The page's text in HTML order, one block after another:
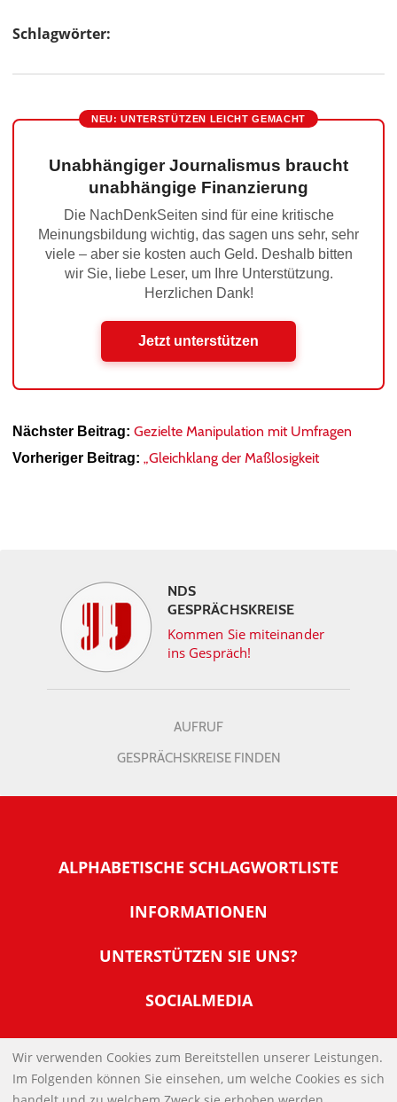
Schlagwörter:
NEU: UNTERSTÜTZEN LEICHT GEMACHT
Unabhängiger Journalismus braucht
unabhängige Finanzierung
Die NachDenkSeiten sind für eine kritische
Meinungsbildung wichtig, das sagen uns sehr, sehr
viele – aber sie kosten auch Geld. Deshalb bitten
wir Sie, liebe Leser, um Ihre Unterstützung.
Herzlichen Dank!
Jetzt unterstützen
Nächster Beitrag: Gezielte Manipulation mit Umfragen
Vorheriger Beitrag: „Gleichklang der Maßlosigkeit
NDS
GESPRÄCHSKREISE
Kommen Sie miteinander
ins Gespräch!
AUFRUF
GESPRÄCHSKREISE FINDEN
ALPHABETISCHE SCHLAGWORTLISTE
INFORMATIONEN
Warum NachDenkSeiten
Tipps zur Nutzung der NachDenkSeiten
Banner und E-Mail-Signaturen
Links
UNTERSTÜTZEN SIE UNS?
Werden Sie Fördermitglied
Spenden Sie Online
SOCIALMEDIA
IMPRESSUM
DATENSCHUTZERKLÄRUNG
Wir verwenden Cookies zum Bereitstellen unserer Leistungen.
Im Folgenden können Sie einsehen, um welche Cookies es sich